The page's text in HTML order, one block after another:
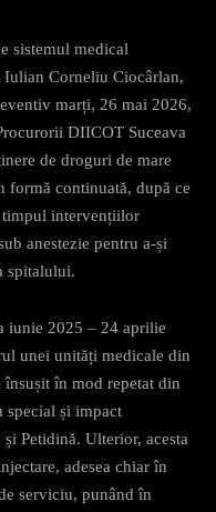
sistemul medical
Iulian Corneliu Ciocârlan,
marți, 26 mai 2026,
DIICOT Suceava
de droguri de mare
formă continuată, după ce
timpul intervențiilor
anestezie pentru a-și
spitalului.​
iunie 2025 – 24 aprilie
unei unități medicale din
în mod repetat din
special și impact
Petidină. Ulterior, acesta
adesea chiar în
serviciu, punând în